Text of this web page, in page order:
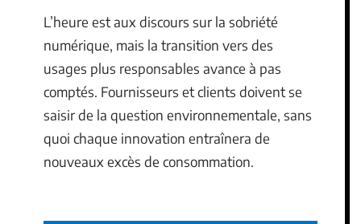
L’heure est aux discours sur la sobriété
numérique, mais la transition vers des
usages plus responsables avance à pas
comptés. Fournisseurs et clients doivent se
saisir de la question environnementale, sans
quoi chaque innovation entraînera de
nouveaux excès de consommation.